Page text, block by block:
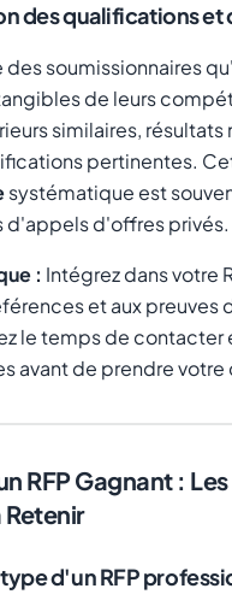
des qualifications et
des soumissionnaires
de leurs
similaires, résultats
pertinentes.
systématique est
d'appels d'offres privés.
: Intégrez dans votre
et aux preuves
le temps de
avant de prendre votre
RFP Gagnant :
Retenir
d'un RFP